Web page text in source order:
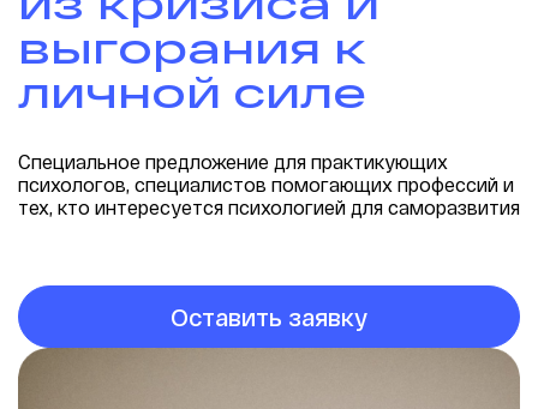
выгорания к
личной силе
Специальное предложение для практикующих
психологов, специалистов помогающих профессий и
тех, кто интересуется психологией для саморазвития
Оставить заявку